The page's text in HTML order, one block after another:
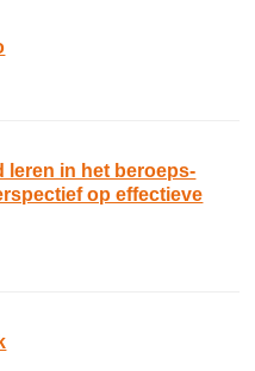
leren in het beroeps-
op effectieve